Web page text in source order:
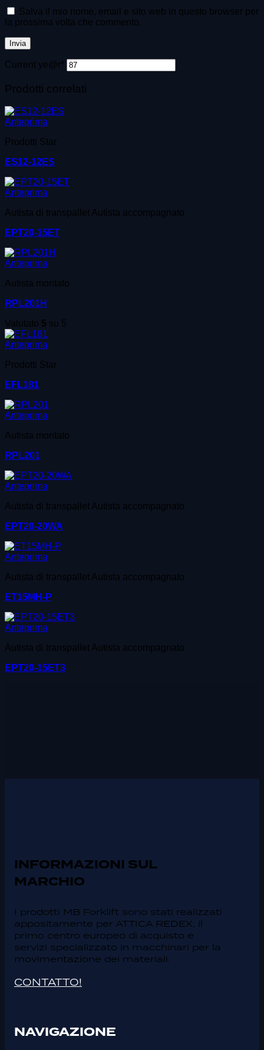
Salva il mio nome, email e sito web in questo browser per
la prossima volta che commento.
Current ye@r*
Prodotti correlati
Anteprima
Prodotti Star
ES12-12ES
Anteprima
Autista di transpallet Autista accompagnato
EPT20-15ET
Anteprima
Autista montato
RPL201H
Valutato 5 su 5
Anteprima
Prodotti Star
EFL181
Anteprima
Autista montato
RPL201
Anteprima
Autista di transpallet Autista accompagnato
EPT20-20WA
Anteprima
Autista di transpallet Autista accompagnato
ET15MH-P
Anteprima
Autista di transpallet Autista accompagnato
EPT20-15ET3
INFORMAZIONI SUL
MARCHIO
I prodotti MB Forklift sono stati realizzati
appositamente per ATTICA REDEX, il
primo centro europeo di acquisto e
servizi specializzato in macchinari per la
movimentazione dei materiali.
CONTATTO!
NAVIGAZIONE